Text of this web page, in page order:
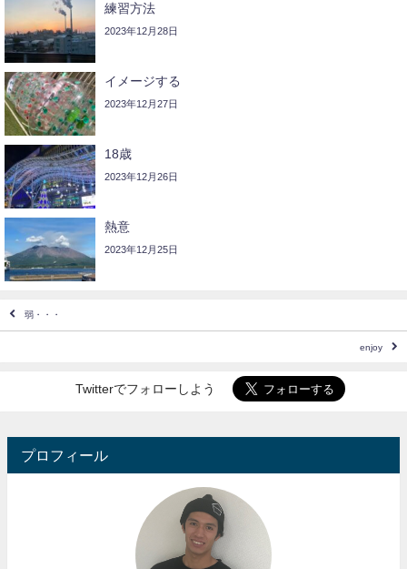
練習方法
2023年12月28日
イメージする
2023年12月27日
18歳
2023年12月26日
熱意
2023年12月25日
弱・・・
enjoy
Twitterでフォローしよう
プロフィール